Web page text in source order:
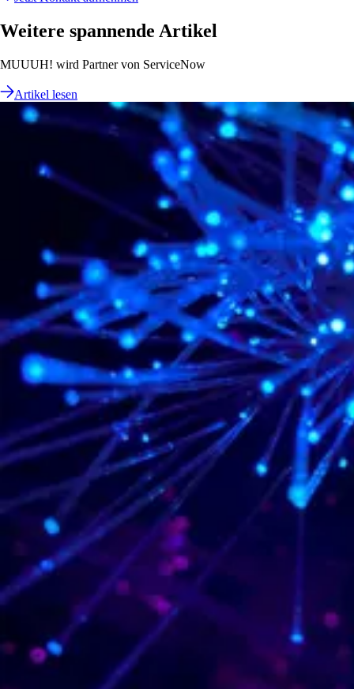
Weitere spannende Artikel
MUUUH! wird Partner von ServiceNow
Artikel lesen